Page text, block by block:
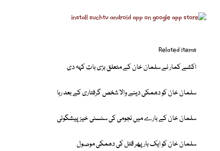
Related items
اکشے کمار نے سلمان خان کے متعلق بڑی بات کہہ دی
سلمان خان کو دھمکی دینے والا شخص گرفتاری کے بعد رہا
سلمان خان کے بارے میں نجومی کی سنسنی خیز پیشگوئی
سلمان خان کو ایک بار پھر قتل کی دھمکی موصول